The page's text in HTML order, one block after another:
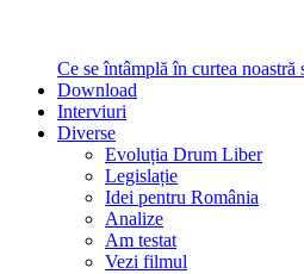
Ce se întâmplă în curtea
Download
Interviuri
Diverse
Evoluția Drum Liber
Legislație
Idei pentru România
Analize
Am testat
Vezi filmul